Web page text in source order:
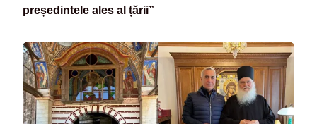
președintele ales al țării”